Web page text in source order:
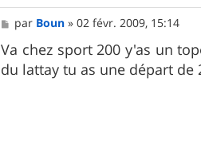
M
e
s
s
a
par Boun »02 févr. 2009, 15:14
Va chez sport 200 y'as un
du lattay tu as une départ de